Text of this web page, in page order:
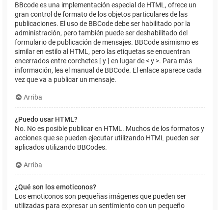
BBcode es una implementación especial de HTML, ofrece un
gran control de formato de los objetos particulares de las
publicaciones. El uso de BBCode debe ser habilitado por la
administración, pero también puede ser deshabilitado del
formulario de publicación de mensajes. BBCode asimismo es
similar en estilo al HTML, pero las etiquetas se encuentran
encerrados entre corchetes [ y ] en lugar de < y >. Para más
información, lea el manual de BBCode. El enlace aparece cada
vez que va a publicar un mensaje.
Arriba
¿Puedo usar HTML?
No. No es posible publicar en HTML. Muchos de los formatos y
acciones que se pueden ejecutar utilizando HTML pueden ser
aplicados utilizando BBCodes.
Arriba
¿Qué son los emoticonos?
Los emoticonos son pequeñas imágenes que pueden ser
utilizadas para expresar un sentimiento con un pequeño